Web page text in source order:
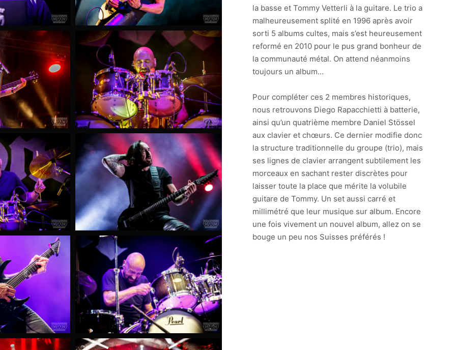
la basse et Tommy Vetterli à la guitare. Le trio a
malheureusement splité en 1996 après avoir
sorti 5 albums cultes, mais s’est heureusement
reformé en 2010 pour le pus grand bonheur de
la communauté métal. On attend néanmoins
toujours un album…
Pour compléter ces 2 membres historiques,
nous retrouvons Diego Rapacchietti à batterie,
ainsi qu’un quatrième membre Daniel Stössel
aux clavier et chœurs. Ce dernier modifie donc
la structure traditionnelle du groupe (trio), mais
ses lignes de clavier arrangent subtilement les
morceaux en sachant rester discrètes pour
laisser toute la place que mérite la volubile
guitare de Tommy. Un set aussi carré et
millimétré que leur musique sur album. Encore
une fois vivement un nouvel album, allez on se
bouge un peu nos Suisses préférés !